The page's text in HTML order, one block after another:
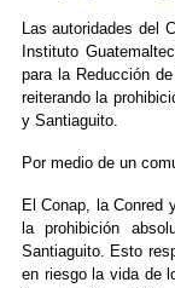
Las autoridades del
Instituto
para la Reducción
reiterando la
y Santiaguito.
Por medio de un
El Conap, la Conred
la prohibición
Santiaguito. Esto
en riesgo la vida de